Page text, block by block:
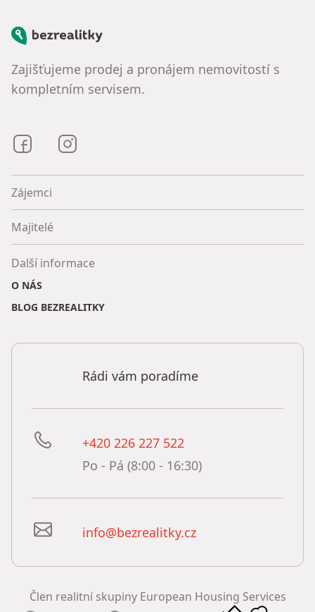
Bezrealitky
Zajišťujeme prodej a pronájem nemovitostí s
kompletním servisem.
Bezrealitky na Facebooku
Zájemci
Majitelé
Další informace
O NÁS
BLOG BEZREALITKY
Rádi vám poradíme
+420 226 227 522
Po - Pá (8:00 - 16:30)
info@bezrealitky.cz
Člen realitní skupiny European Housing Services